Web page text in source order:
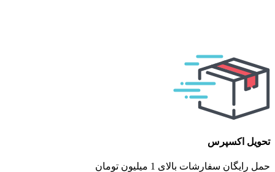
تحویل اکسپرس
حمل رایگان سفارشات بالای 1 میلیون تومان